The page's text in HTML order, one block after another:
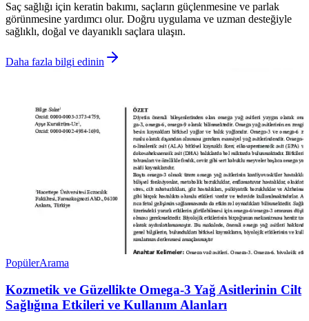
Saç sağlığı için keratin bakımı, saçların güçlenmesine ve parlak
görünmesine yardımcı olur. Doğru uygulama ve uzman desteğiyle
sağlıklı, doğal ve dayanıklı saçlara ulaşın.
Daha fazla bilgi edinin
PopülerArama
Kozmetik ve Güzellikte Omega-3 Yağ Asitlerinin Cilt
Sağlığına Etkileri ve Kullanım Alanları